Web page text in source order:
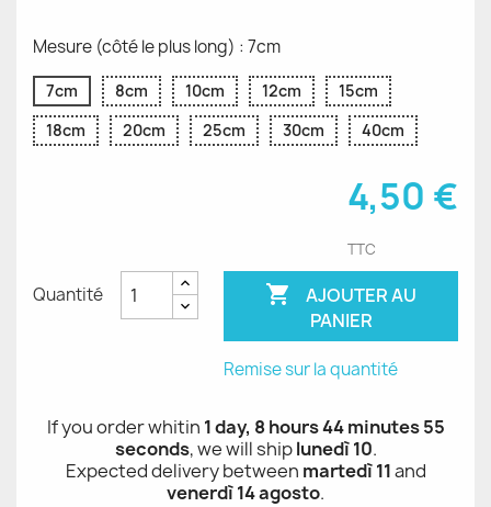
Mesure (côté le plus long) : 7cm
7cm 8cm 10cm 12cm
15cm
18cm
20cm 25cm 30cm 40cm
4,50 €
TTC
Quantité 
AJOUTER AU
PANIER
Remise sur la quantité
If you order whitin 1 day, 8 hours 44 minutes 55
seconds, we will shiplunedì 10.
Expected delivery between martedì 11and
venerdì 14 agosto.